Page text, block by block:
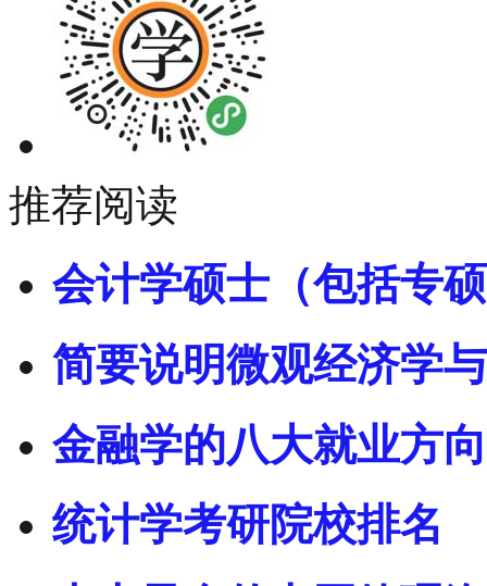
推荐阅读
会计学硕士（包括专
简要说明微观经济学
金融学的八大就业方
统计学考研院校排名